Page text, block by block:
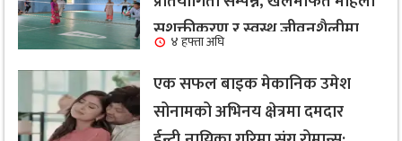
सशक्तीकरण र स्वस्थ जीवनशैलीमा
जोड
४ हफ्ता अघि
एक सफल बाइक मेकानिक उमेश
सोनामको अभिनय क्षेत्रमा दमदार